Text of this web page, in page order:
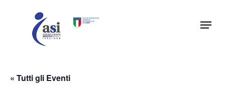
Menu
« Tutti gli Eventi